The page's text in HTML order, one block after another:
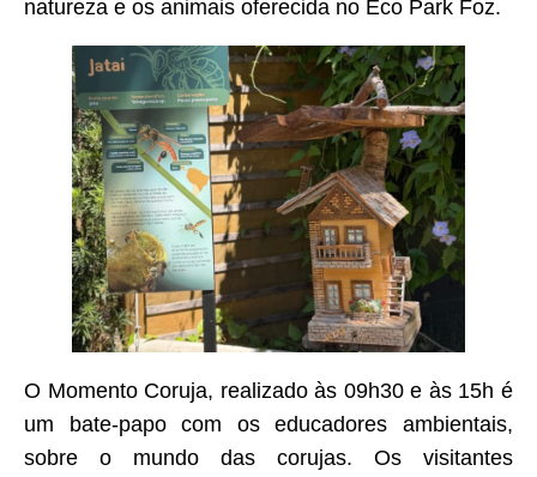
natureza e os animais oferecida no Eco Park Foz.
O Momento Coruja, realizado às 09h30 e às 15h é
um bate-papo com os educadores ambientais,
sobre o mundo das corujas. Os visitantes